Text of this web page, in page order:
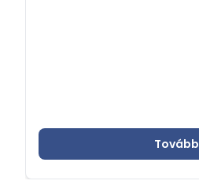
Tovább